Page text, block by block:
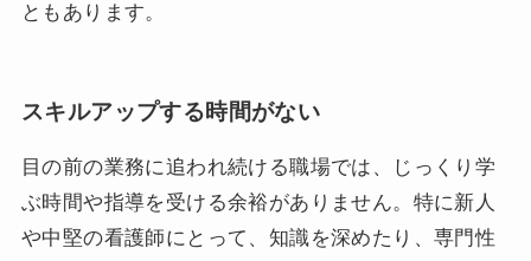
ともあります。
スキルアップする時間がない
目の前の業務に追われ続ける職場では、じっくり学
ぶ時間や指導を受ける余裕がありません。特に新人
や中堅の看護師にとって、知識を深めたり、専門性